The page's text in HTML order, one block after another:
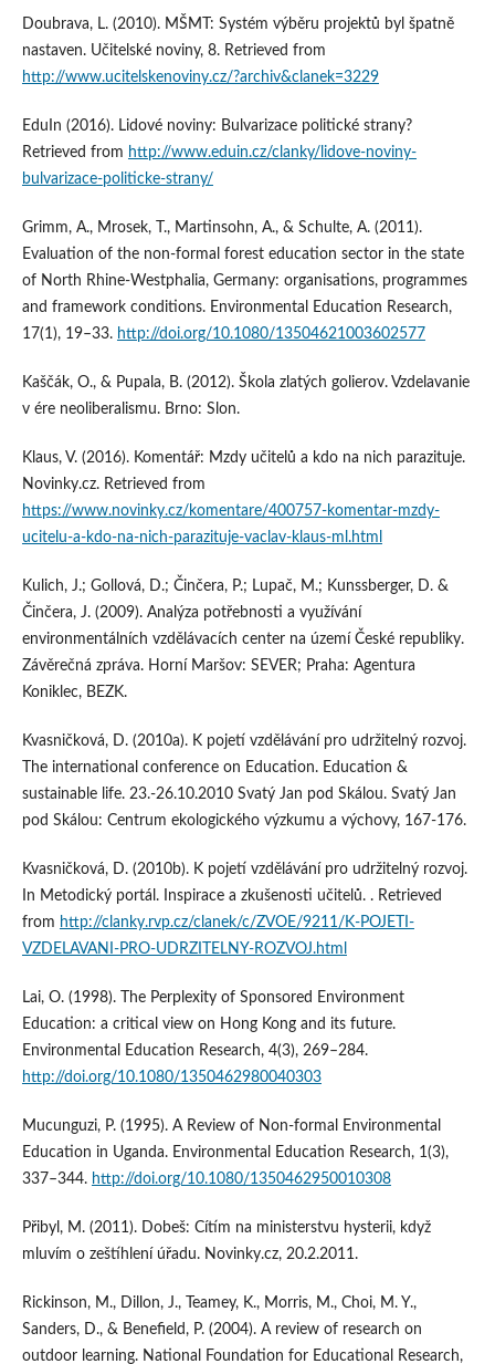
Doubrava, L. (2010). MŠMT: Systém výběru projektů byl špatně
nastaven. Učitelské noviny, 8. Retrieved from
http://www.ucitelskenoviny.cz/?archiv&clanek=3229
EduIn (2016). Lidové noviny: Bulvarizace politické strany?
Retrieved from http://www.eduin.cz/clanky/lidove-noviny-
bulvarizace-politicke-strany/
Grimm, A., Mrosek, T., Martinsohn, A., & Schulte, A. (2011).
Evaluation of the non‐formal forest education sector in the state
of North Rhine‐Westphalia, Germany: organisations, programmes
and framework conditions. Environmental Education Research,
17(1), 19–33. http://doi.org/10.1080/13504621003602577
Kaščák, O., & Pupala, B. (2012). Škola zlatých golierov. Vzdelavanie
v ére neoliberalismu. Brno: Slon.
Klaus, V. (2016). Komentář: Mzdy učitelů a kdo na nich parazituje.
Novinky.cz. Retrieved from
https://www.novinky.cz/komentare/400757-komentar-mzdy-
ucitelu-a-kdo-na-nich-parazituje-vaclav-klaus-ml.html
Kulich, J.; Gollová, D.; Činčera, P.; Lupač, M.; Kunssberger, D. &
Činčera, J. (2009). Analýza potřebnosti a využívání
environmentálních vzdělávacích center na území České republiky.
Závěrečná zpráva. Horní Maršov: SEVER; Praha: Agentura
Koniklec, BEZK.
Kvasničková, D. (2010a). K pojetí vzdělávání pro udržitelný rozvoj.
The international conference on Education. Education &
sustainable life. 23.-26.10.2010 Svatý Jan pod Skálou. Svatý Jan
pod Skálou: Centrum ekologického výzkumu a výchovy, 167-176.
Kvasničková, D. (2010b). K pojetí vzdělávání pro udržitelný rozvoj.
In Metodický portál. Inspirace a zkušenosti učitelů. . Retrieved
from http://clanky.rvp.cz/clanek/c/ZVOE/9211/K-POJETI-
VZDELAVANI-PRO-UDRZITELNY-ROZVOJ.html
Lai, O. (1998). The Perplexity of Sponsored Environment
Education: a critical view on Hong Kong and its future.
Environmental Education Research, 4(3), 269–284.
http://doi.org/10.1080/1350462980040303
Mucunguzi, P. (1995). A Review of Non‐formal Environmental
Education in Uganda. Environmental Education Research, 1(3),
337–344. http://doi.org/10.1080/1350462950010308
Přibyl, M. (2011). Dobeš: Cítím na ministerstvu hysterii, když
mluvím o zeštíhlení úřadu. Novinky.cz, 20.2.2011.
Rickinson, M., Dillon, J., Teamey, K., Morris, M., Choi, M. Y.,
Sanders, D., & Benefield, P. (2004). A review of research on
outdoor learning. National Foundation for Educational Research,